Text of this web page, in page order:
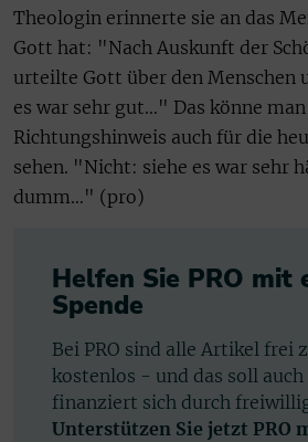
Theologin erinnerte sie an das
Gott hat: "Nach Auskunft der
urteilte Gott über den Menschen
es war sehr gut…" Das könne man
Richtungshinweis auch für die
sehen. "Nicht: siehe es war sehr
dumm…" (pro)
Helfen Sie PRO mit
Spende
Bei PRO sind alle Artikel frei
kostenlos - und das soll auch
finanziert sich durch
Unterstützen Sie jetzt PRO